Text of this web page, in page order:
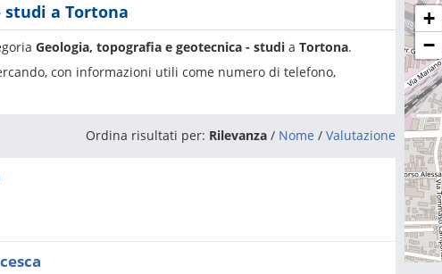
studi a Tortona
Geologia, topografia e geotecnica - studi a Tortona.
con informazioni utili come numero di telefono,
Ordina risultati per: Rilevanza / Nome / Valutazione
+
−